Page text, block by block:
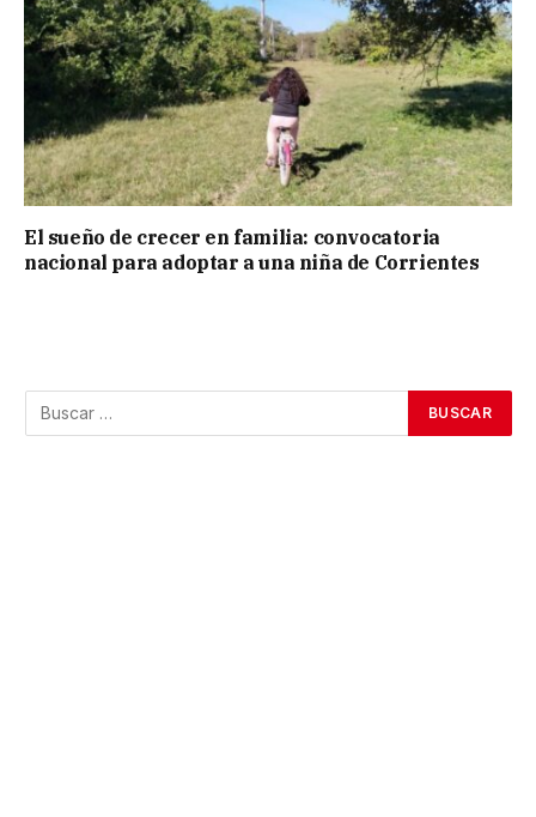
El sueño de crecer en familia: convocatoria
nacional para adoptar a una niña de Corrientes